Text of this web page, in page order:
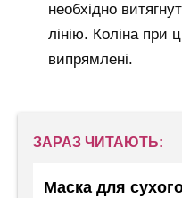
необхідно
лінію. Коліна при
випрямлені.
ЗАРАЗ ЧИТАЮТЬ:
Маска для